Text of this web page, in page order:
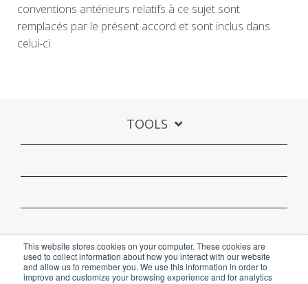
This website stores cookies on your computer. These cookies are
used to collect information about how you interact with our website
and allow us to remember you. We use this information in order to
improve and customize your browsing experience and for analytics
conventions antérieurs relatifs à ce sujet sont
remplacés par le présent accord et sont inclus dans
celui-ci.
TOOLS